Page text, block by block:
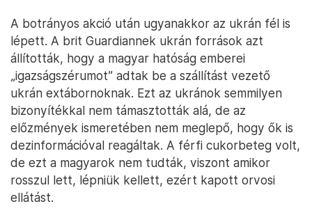
A botrányos akció után ugyanakkor az ukrán fél is
lépett. A brit Guardiannek ukrán források azt
állították, hogy a magyar hatóság emberei
„igazságszérumot” adtak be a szállítást vezető
ukrán extábornoknak. Ezt az ukránok semmilyen
bizonyítékkal nem támasztották alá, de az
előzmények ismeretében nem meglepő, hogy ők is
dezinformációval reagáltak. A férfi cukorbeteg volt,
de ezt a magyarok nem tudták, viszont amikor
rosszul lett, lépniük kellett, ezért kapott orvosi
ellátást.